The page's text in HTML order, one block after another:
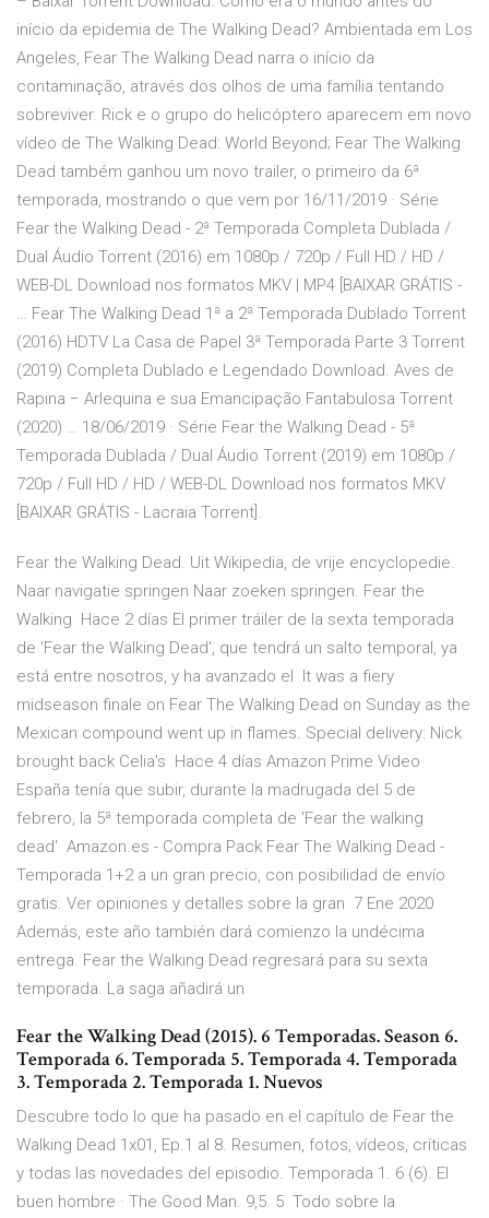
início da epidemia de The Walking Dead? Ambientada em Los
Angeles, Fear The Walking Dead narra o início da
contaminação, através dos olhos de uma família tentando
sobreviver. Rick e o grupo do helicóptero aparecem em novo
vídeo de The Walking Dead: World Beyond; Fear The Walking
Dead também ganhou um novo trailer, o primeiro da 6ª
temporada, mostrando o que vem por 16/11/2019 · Série
Fear the Walking Dead - 2ª Temporada Completa Dublada /
Dual Áudio Torrent (2016) em 1080p / 720p / Full HD / HD /
WEB-DL Download nos formatos MKV | MP4 [BAIXAR GRÁTIS -
… Fear The Walking Dead 1ª a 2ª Temporada Dublado Torrent
(2016) HDTV La Casa de Papel 3ª Temporada Parte 3 Torrent
(2019) Completa Dublado e Legendado Download. Aves de
Rapina − Arlequina e sua Emancipação Fantabulosa Torrent
(2020) … 18/06/2019 · Série Fear the Walking Dead - 5ª
Temporada Dublada / Dual Áudio Torrent (2019) em 1080p /
720p / Full HD / HD / WEB-DL Download nos formatos MKV
[BAIXAR GRÁTIS - Lacraia Torrent].
Fear the Walking Dead. Uit Wikipedia, de vrije encyclopedie.
Naar navigatie springen Naar zoeken springen. Fear the
Walking Hace 2 días El primer tráiler de la sexta temporada
de 'Fear the Walking Dead', que tendrá un salto temporal, ya
está entre nosotros, y ha avanzado el It was a fiery
midseason finale on Fear The Walking Dead on Sunday as the
Mexican compound went up in flames. Special delivery: Nick
brought back Celia's Hace 4 días Amazon Prime Video
España tenía que subir, durante la madrugada del 5 de
febrero, la 5ª temporada completa de 'Fear the walking
dead' Amazon.es - Compra Pack Fear The Walking Dead -
Temporada 1+2 a un gran precio, con posibilidad de envío
gratis. Ver opiniones y detalles sobre la gran 7 Ene 2020
Además, este año también dará comienzo la undécima
entrega. Fear the Walking Dead regresará para su sexta
temporada. La saga añadirá un
Fear the Walking Dead (2015). 6 Temporadas. Season 6.
Temporada 6. Temporada 5. Temporada 4. Temporada
3. Temporada 2. Temporada 1. Nuevos
Descubre todo lo que ha pasado en el capítulo de Fear the
Walking Dead 1x01, Ep.1 al 8. Resumen, fotos, vídeos, críticas
y todas las novedades del episodio. Temporada 1. 6 (6). El
buen hombre · The Good Man. 9,5. 5 Todo sobre la